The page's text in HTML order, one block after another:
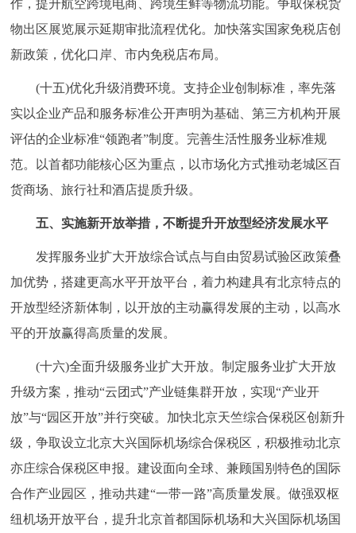
作，提升航空跨境电商、跨境生鲜等物流功能。争取保税货
物出区展览展示延期审批流程优化。加快落实国家免税店创
新政策，优化口岸、市内免税店布局。
(十五)优化升级消费环境。支持企业创制标准，率先落
实以企业产品和服务标准公开声明为基础、第三方机构开展
评估的企业标准“领跑者”制度。完善生活性服务业标准规
范。以首都功能核心区为重点，以市场化方式推动老城区百
货商场、旅行社和酒店提质升级。
五、实施新开放举措，不断提升开放型经济发展水平
发挥服务业扩大开放综合试点与自由贸易试验区政策叠
加优势，搭建更高水平开放平台，着力构建具有北京特点的
开放型经济新体制，以开放的主动赢得发展的主动，以高水
平的开放赢得高质量的发展。
(十六)全面升级服务业扩大开放。制定服务业扩大开放
升级方案，推动“云团式”产业链集群开放，实现“产业开
放”与“园区开放”并行突破。加快北京天竺综合保税区创新升
级，争取设立北京大兴国际机场综合保税区，积极推动北京
亦庄综合保税区申报。建设面向全球、兼顾国别特色的国际
合作产业园区，推动共建“一带一路”高质量发展。做强双枢
纽机场开放平台，提升北京首都国际机场和大兴国际机场国